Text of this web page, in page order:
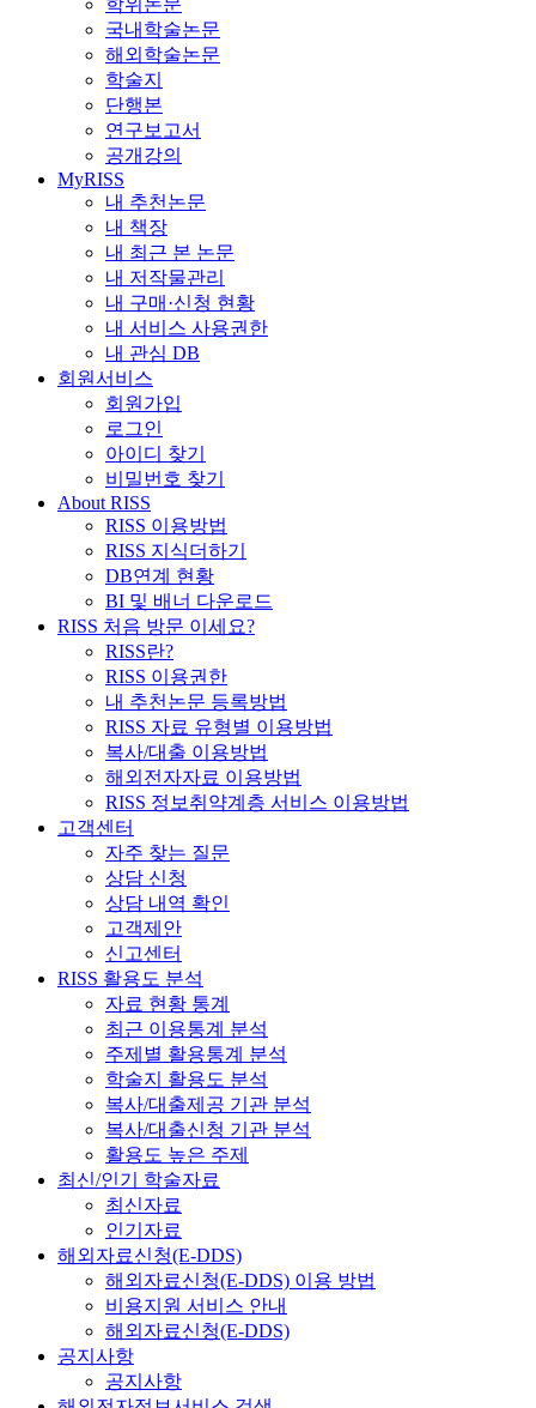
학위논문
국내학술논문
해외학술논문
학술지
단행본
연구보고서
공개강의
MyRISS
내 추천논문
내 책장
내 최근 본 논문
내 저작물관리
내 구매·신청 현황
내 서비스 사용권한
내 관심 DB
회원서비스
회원가입
로그인
아이디 찾기
비밀번호 찾기
About RISS
RISS 이용방법
RISS 지식더하기
DB연계 현황
BI 및 배너 다운로드
RISS 처음 방문 이세요?
RISS란?
RISS 이용권한
내 추천논문 등록방법
RISS 자료 유형별 이용방법
복사/대출 이용방법
해외전자자료 이용방법
RISS 정보취약계층 서비스 이용방법
고객센터
자주 찾는 질문
상담 신청
상담 내역 확인
고객제안
신고센터
RISS 활용도 분석
자료 현황 통계
최근 이용통계 분석
주제별 활용통계 분석
학술지 활용도 분석
복사/대출제공 기관 분석
복사/대출신청 기관 분석
활용도 높은 주제
최신/인기 학술자료
최신자료
인기자료
해외자료신청(E-DDS)
해외자료신청(E-DDS) 이용 방법
비용지원 서비스 안내
해외자료신청(E-DDS)
공지사항
공지사항